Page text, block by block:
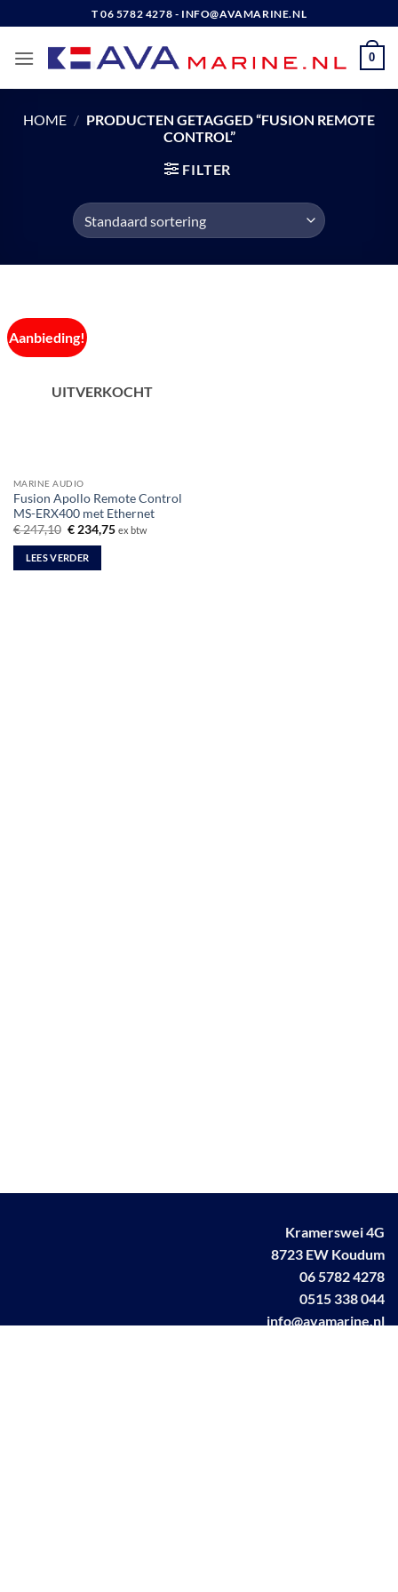
naar
inhoud
T 06 5782 4278 - INFO@AVAMARINE.NL
0
HOME / PRODUCTEN GETAGGED “FUSION REMOTE
CONTROL”
FILTER
Aanbieding!
UITVERKOCHT
MARINE AUDIO
Fusion Apollo Remote Control
MS-ERX400 met Ethernet
€247,10 Oorspronkelijke
was:
€ 247,10.
€234,75Huidige
ex btw
LEES VERDER
Kramerswei 4G
8723 EW Koudum
06 5782 4278
0515 338 044
info@avamarine.nl